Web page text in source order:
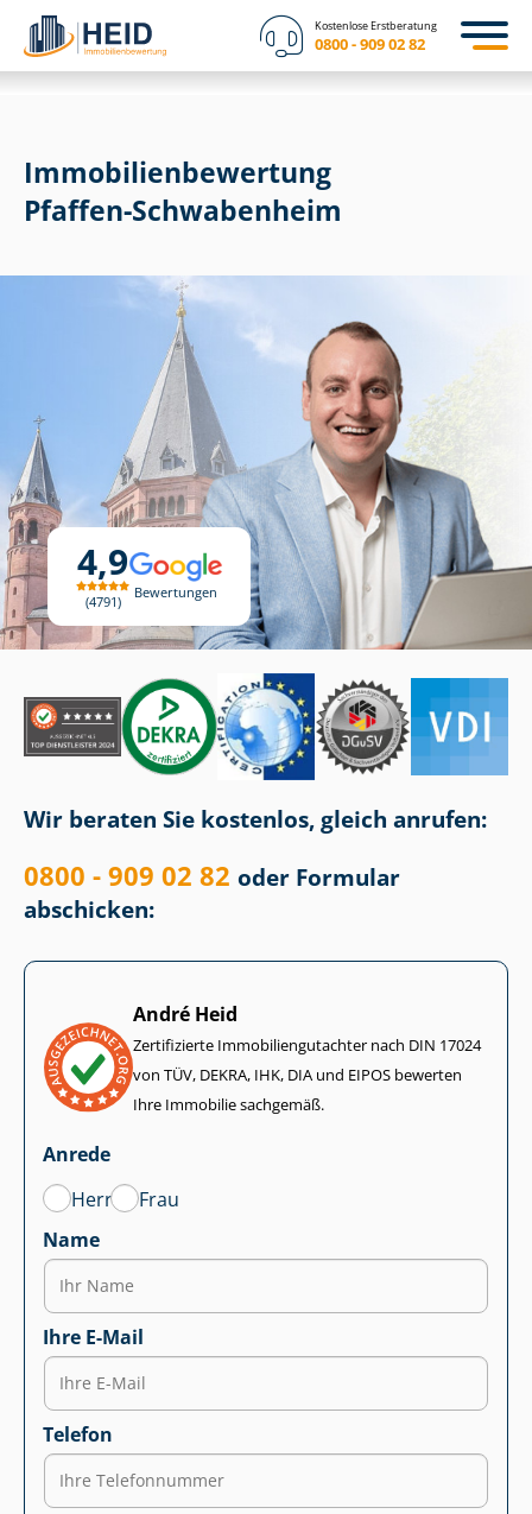
Kostenlose Erstberatung
0800 - 909 02 82
4,9
4791
Bewertungen
Immobilien­bewertung
Pfaffen-Schwabenheim
Wir beraten Sie kostenlos, gleich anrufen:
0800 - 909 02 82 oder Formular
abschicken:
André Heid
Zertifizierte Im­mo­bi­li­en­gut­ach­ter nach DIN 17024
von TÜV, DEKRA, IHK, DIA und EIPOS bewerten
Ihre Immobilie sachgemäß.
Anrede
Herr
Frau
Name
Ihre E-Mail
Telefon